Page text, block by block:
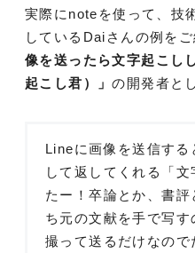
実際にnoteを使って、技
しているDaiさんの例をご
像を送ったら文字起こし
起こし君）」の開発者と
Lineに画像を送信する
して返してくれる「
たー！卒論とか、書
ち元の文献を手で写
撮って送るだけなの